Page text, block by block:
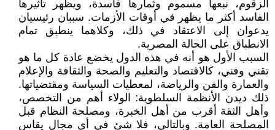
الزقوم، نبعها مسموم وثمارها فاسدة، ويظهر تأثيرها
الفاسد أكثر ما يظهر في أوقات الأزمات. سببان رئيسيان
يدعوان إلى الاعتقاد في ذلك، وكلاهما ينطبق تمام
الانطباق على الحالة المصرية.
السبب الأول هو أنه في هذه الدول يخضع عادة كل ما هو
تقني وفني، كالاقتصاد والتعليم والصحة والثقافة والإعلام
والعمارة والفن والرياضة، لمعطيات السياسة ومقتضياتها.
ذلك ديدن الأنظمة السلطوية: الولاء أهم من التخصص،
وأهل الثقة أقرب من أهل الخبرة، ومصلحة النظام قبل
المصلحة العامة. وبالتالي، فلا شئ في أي مجال يقاس